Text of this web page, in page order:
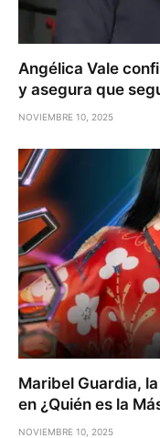
Angélica Vale
y asegura que
NOVIEMBRE 10, 2025
Maribel Guardia,
en ¿Quién es la
NOVIEMBRE 10, 2025